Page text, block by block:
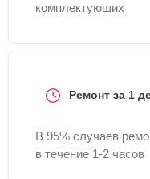
комплектующих
Ремонт за 1
В 95% случаев
в течение 1-2 часов